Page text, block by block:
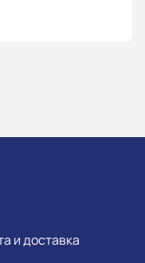
и доставка